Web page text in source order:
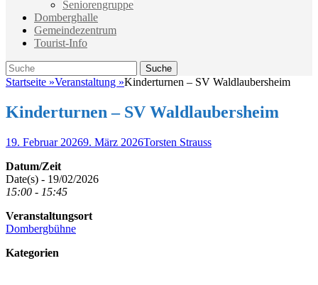
Seniorengruppe
Domberghalle
Gemeindezentrum
Tourist-Info
Suche
Suche
nach:
Startseite »Veranstaltung »Kinderturnen – SV Waldlaubersheim
Kinderturnen – SV Waldlaubersheim
Veröffentlicht
19. Februar 20269. März 2026Autor
Torsten Strauss
Datum/Zeit
Date(s) - 19/02/2026
15:00 - 15:45
Veranstaltungsort
Dombergbühne
Kategorien